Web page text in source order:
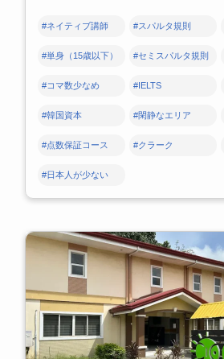
#ネイティブ講師 #スパルタ規則
#単身（15歳以下） #セミスパルタ規則
#コマ数少なめ #IELTS
#韓国資本 #閑静なエリア
#点数保証コース #クラーク
#日本人が少ない